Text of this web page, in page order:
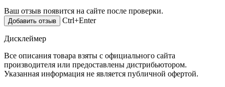
Ваш отзыв появится на сайте после проверки.
Ctrl+Enter
Дисклеймер
Все описания товара взяты с официального сайта
производителя или предоставлены дистрибьютором.
Указанная информация не является публичной офертой.